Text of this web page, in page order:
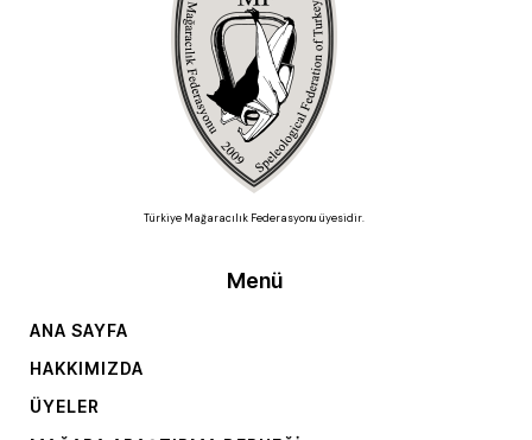
Türkiye Mağaracılık Federasyonu üyesidir.
Menü
ANA SAYFA
HAKKIMIZDA
ÜYELER